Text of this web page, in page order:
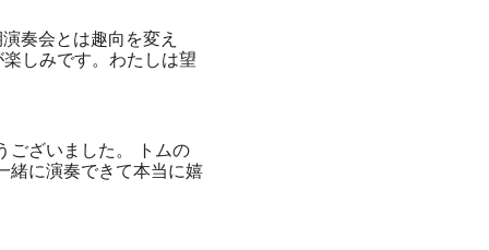
奏会とは趣向を変え
しみです。わたしは望
ございました。 トムの
緒に演奏できて本当に嬉